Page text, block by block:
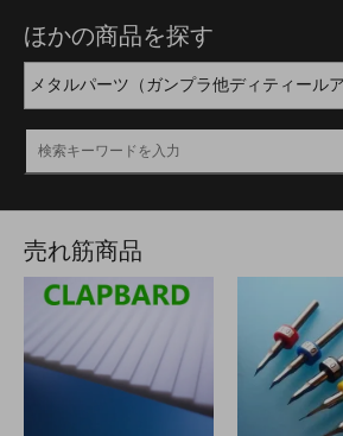
ほかの商品を探す
売れ筋商品